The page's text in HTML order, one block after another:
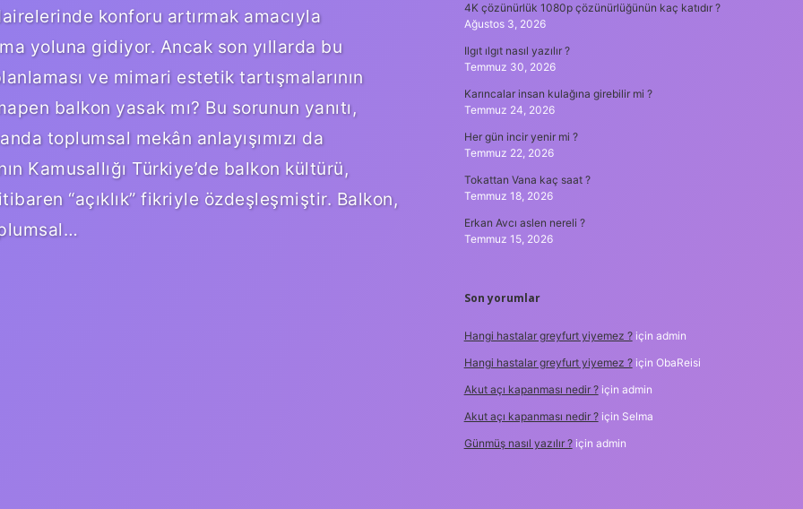
konforu artırmak amacıyla
yoluna gidiyor. Ancak son yıllarda bu
ve mimari estetik tartışmalarının
balkon yasak mı? Bu sorunun yanıtı,
toplumsal mekân anlayışımızı da
Kamusallığı Türkiye’de balkon kültürü,
“açıklık” fikriyle özdeşleşmiştir. Balkon,
4K çözünürlük 1080p çözünürlüğünün kaç katıdır ?
Ağustos 3, 2026
Ilgıt ılgıt nasıl yazılır ?
Temmuz 30, 2026
Karıncalar insan kulağına girebilir mi ?
Temmuz 24, 2026
Her gün incir yenir mi ?
Temmuz 22, 2026
Tokattan Vana kaç saat ?
Temmuz 18, 2026
Erkan Avcı aslen nereli ?
Temmuz 15, 2026
Son yorumlar
Hangi hastalar greyfurt yiyemez ?için admin
Hangi hastalar greyfurt yiyemez ?için ObaReisi
Akut açı kapanması nedir ?için admin
Akut açı kapanması nedir ?için Selma
Günmüş nasıl yazılır ?için admin